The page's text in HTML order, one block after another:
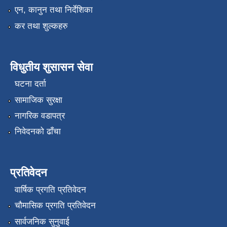
एन, कानुन तथा निर्देशिका
कर तथा शुल्कहरु
विधुतीय शुसासन सेवा
घटना दर्ता
सामाजिक सुरक्षा
नागरिक वडापत्र
निवेदनको ढाँचा
प्रतिवेदन
वार्षिक प्रगति प्रतिवेदन
चौमासिक प्रगति प्रतिवेदन
सार्वजनिक सुनुवाई